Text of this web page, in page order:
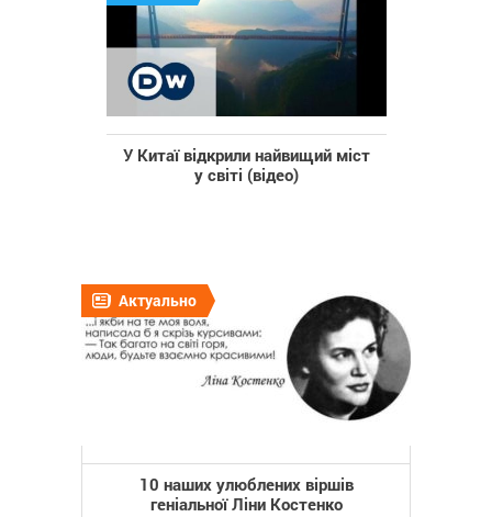
У Китаї відкрили найвищий міст
у світі (відео)
Актуально
10 наших улюблених віршів
геніальної Ліни Костенко